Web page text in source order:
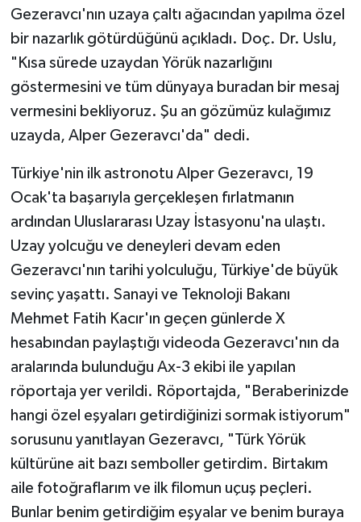
Gezeravcı'nın uzaya çaltı ağacından yapılma özel
bir nazarlık götürdüğünü açıkladı. Doç. Dr. Uslu,
"Kısa sürede uzaydan Yörük nazarlığını
göstermesini ve tüm dünyaya buradan bir mesaj
vermesini bekliyoruz. Şu an gözümüz kulağımız
uzayda, Alper Gezeravcı'da" dedi.
Türkiye'nin ilk astronotu Alper Gezeravcı, 19
Ocak'ta başarıyla gerçekleşen fırlatmanın
ardından Uluslararası Uzay İstasyonu'na ulaştı.
Uzay yolcuğu ve deneyleri devam eden
Gezeravcı'nın tarihi yolculuğu, Türkiye'de büyük
sevinç yaşattı. Sanayi ve Teknoloji Bakanı
Mehmet Fatih Kacır'ın geçen günlerde X
hesabından paylaştığı videoda Gezeravcı'nın da
aralarında bulunduğu Ax-3 ekibi ile yapılan
röportaja yer verildi. Röportajda, "Beraberinizde
hangi özel eşyaları getirdiğinizi sormak istiyorum"
sorusunu yanıtlayan Gezeravcı, "Türk Yörük
kültürüne ait bazı semboller getirdim. Birtakım
aile fotoğraflarım ve ilk filomun uçuş peçleri.
Bunlar benim getirdiğim eşyalar ve benim buraya